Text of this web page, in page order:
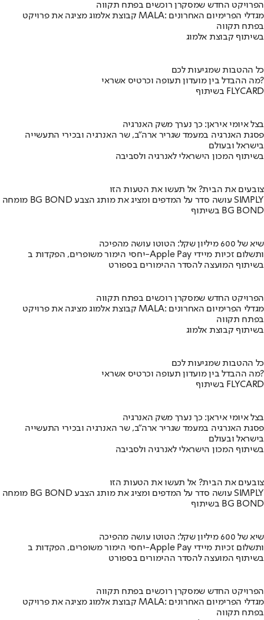
הפרויקט החדש שמסקרן רוכשים בפתח תקווה
קבוצת אלמוג מציגה את פרויקט MALA: מגדלי הפרימיום האחרונים
בפתח תקווה
בשיתוף קבוצת אלמוג
כל ההטבות שמגיעות לכם
מה ההבדל בין מועדון תעופה וכרטיס אשראי?
בשיתוף FLYCARD
בצל איומי איראן: כך נערך משק האנרגיה
פסגת האנרגיה במעמד שגריר ארה"ב, שר האנרגיה ובכירי התעשייה
בישראל ובעולם
בשיתוף המכון הישראלי לאנרגיה ולסביבה
צובעים את הבית? אל תעשו את הטעות הזו
מומחה BG BOND עושה סדר על המדפים ומציג את מותג הצבע SIMPLY
בשיתוף BG BOND
שיא של 600 מיליון שקל: הטוטו עושה מהפיכה
יחסי הימור משופרים, הפקדות ב-Apple Pay ותשלום זכיות מיידי
בשיתוף המועצה להסדר ההימורים בספורט
הפרויקט החדש שמסקרן רוכשים בפתח תקווה
קבוצת אלמוג מציגה את פרויקט MALA: מגדלי הפרימיום האחרונים
בפתח תקווה
בשיתוף קבוצת אלמוג
כל ההטבות שמגיעות לכם
מה ההבדל בין מועדון תעופה וכרטיס אשראי?
בשיתוף FLYCARD
בצל איומי איראן: כך נערך משק האנרגיה
פסגת האנרגיה במעמד שגריר ארה"ב, שר האנרגיה ובכירי התעשייה
בישראל ובעולם
בשיתוף המכון הישראלי לאנרגיה ולסביבה
צובעים את הבית? אל תעשו את הטעות הזו
מומחה BG BOND עושה סדר על המדפים ומציג את מותג הצבע SIMPLY
בשיתוף BG BOND
שיא של 600 מיליון שקל: הטוטו עושה מהפיכה
יחסי הימור משופרים, הפקדות ב-Apple Pay ותשלום זכיות מיידי
בשיתוף המועצה להסדר ההימורים בספורט
הפרויקט החדש שמסקרן רוכשים בפתח תקווה
קבוצת אלמוג מציגה את פרויקט MALA: מגדלי הפרימיום האחרונים
בפתח תקווה